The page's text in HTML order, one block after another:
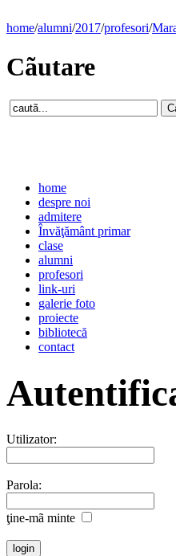
home/alumni/2017/profesori/
Cãutare
home
despre noi
admitere
Învăţământ primar
clase
alumni
profesori
link-uri
galerie foto
proiecte
bibliotecă
contact
Utilizator:
Parola:
ţine-mã minte